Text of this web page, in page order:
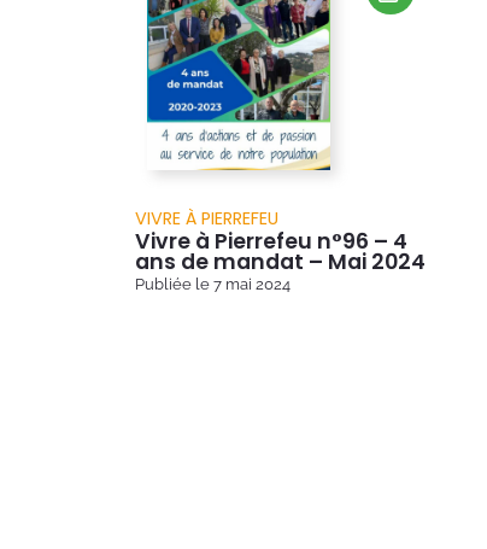
VIVRE À PIERREFEU
Vivre à Pierrefeu n°96 – 4
ans de mandat – Mai 2024
Publiée le 7 mai 2024